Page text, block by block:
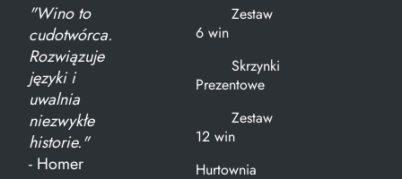
"Wino to
cudotwórca.
Rozwiązuje
języki i
uwalnia
niezwykłe
historie."
- Homer
Zestaw
6 win
Skrzynki
Prezentowe
Zestaw
12 win
Hurtownia